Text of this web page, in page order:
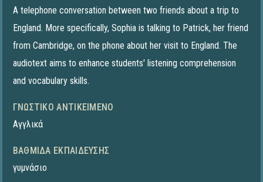
A telephone conversation between two friends about a trip to
England. More specifically, Sophia is talking to Patrick, her friend
from Cambridge, on the phone about her visit to England. The
audiotext aims to enhance students' listening comprehension
and vocabulary skills.
ΓΝΩΣΤΙΚΌ ΑΝΤΙΚΕΊΜΕΝΟ
Αγγλικά
ΒΑΘΜΊΔΑ ΕΚΠΑΊΔΕΥΣΗΣ
γυμνάσιο